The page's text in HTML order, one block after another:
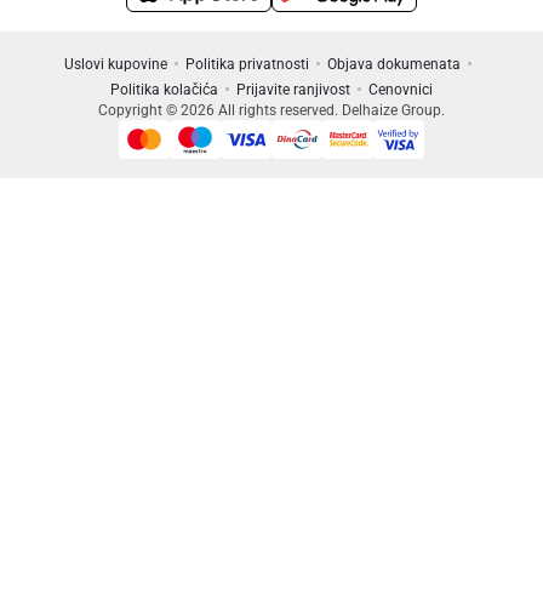
Uslovi kupovine Politika privatnosti
Objava dokumenata
Politika kolačića
Prijavite ranjivost
Cenovnici
Copyright © 2026 All rights reserved. Delhaize Group.